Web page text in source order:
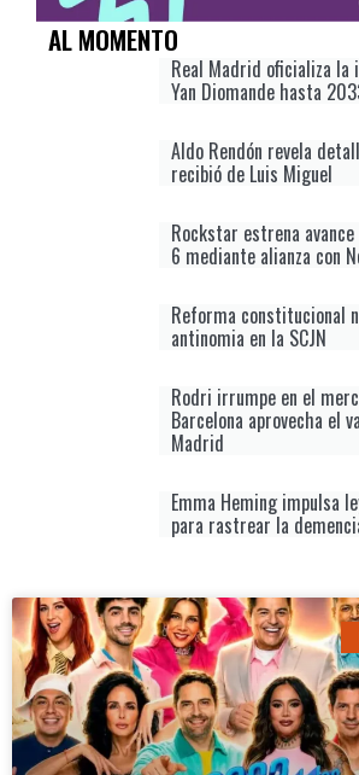
AL MOMENTO
Real Madrid oficializa la
Yan Diomande hasta
Aldo Rendón revela
recibió de Luis Miguel
Rockstar estrena
6 mediante alianza con
Reforma constitucional
antinomia en la SCJN
Rodri irrumpe en el
Barcelona aprovecha el
Madrid
Emma Heming impulsa
para rastrear la